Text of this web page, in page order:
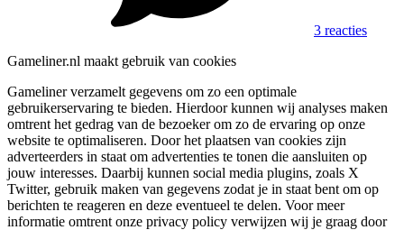
3 reacties
Gameliner.nl maakt gebruik van cookies
Gameliner verzamelt gegevens om zo een optimale
gebruikerservaring te bieden. Hierdoor kunnen wij analyses maken
omtrent het gedrag van de bezoeker om zo de ervaring op onze
website te optimaliseren. Door het plaatsen van cookies zijn
adverteerders in staat om advertenties te tonen die aansluiten op
jouw interesses. Daarbij kunnen social media plugins, zoals X
Twitter, gebruik maken van gegevens zodat je in staat bent om op
berichten te reageren en deze eventueel te delen. Voor meer
informatie omtrent onze privacy policy verwijzen wij je graag door